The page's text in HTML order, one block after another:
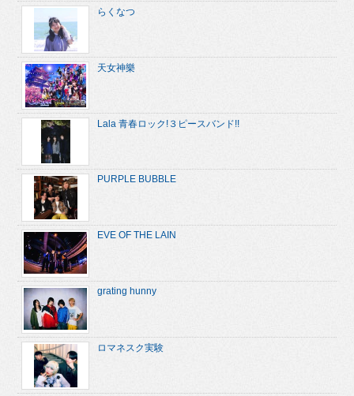
らくなつ
天女神樂
Lala 青春ロック!３ピースバンド!!
PURPLE BUBBLE
EVE OF THE LAIN
grating hunny
ロマネスク実験